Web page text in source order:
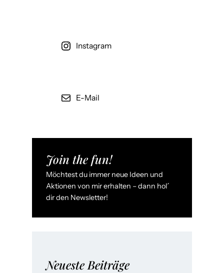
Instagram
E-Mail
Join the fun!
Möchtest du immer neue Ideen und
Aktionen von mir erhalten – dann hol´
dir den Newsletter!
Neueste Beiträge